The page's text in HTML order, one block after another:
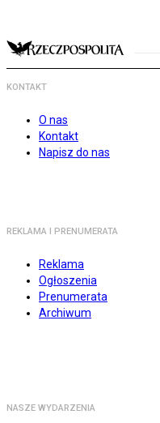
KONTAKT
O nas
Kontakt
Napisz do nas
REKLAMA I PRENUMERATA
Reklama
Ogłoszenia
Prenumerata
Archiwum
NASZE WYDARZENIA